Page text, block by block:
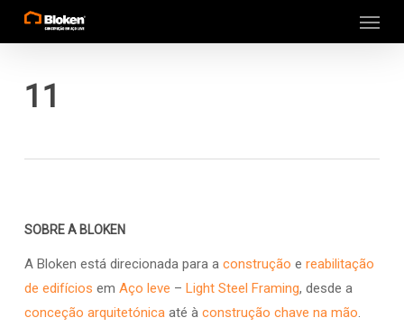
content
11
SOBRE A BLOKEN
A Bloken está direcionada para a construção e reabilitação
de edifícios em Aço leve – Light Steel Framing, desde a
conceção arquitetónicaaté à construção chave na mão.